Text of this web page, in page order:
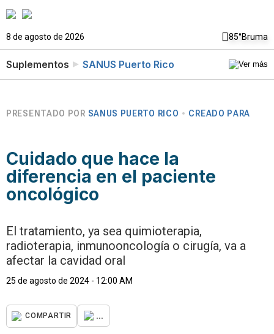
8 de agosto de 2026 85°Bruma
Suplementos SANUS Puerto Rico
PRESENTADO POR SANUS PUERTO RICO CREADO PARA
Cuidado que hace la
diferencia en el paciente
oncológico
El tratamiento, ya sea quimioterapia,
radioterapia, inmunooncología o cirugía, va a
afectar la cavidad oral
25 de agosto de 2024 - 12:00 AM
COMPARTIR ...